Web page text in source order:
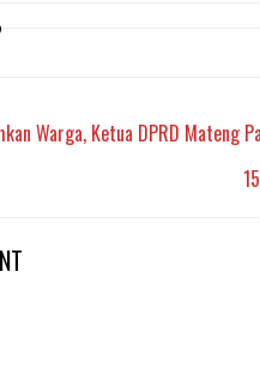
Warga, Ketua DPRD Mateng